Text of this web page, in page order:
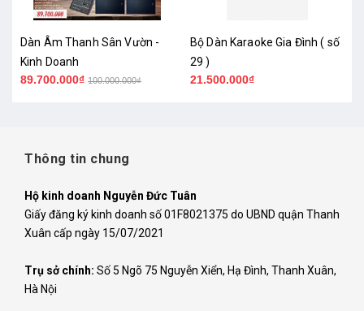
Dàn Âm Thanh Sân Vườn -
Kinh Doanh
89.700.000₫ 100.000.000₫
Bộ Dàn Karaoke Gia Đình ( số
29 )
21.500.000₫
Thông tin chung
Hộ kinh doanh Nguyễn Đức Tuân
Giấy đăng ký kinh doanh số 01F8021375 do UBND quận Thanh
Xuân cấp ngày 15/07/2021
Trụ sở chính: Số 5 Ngõ 75 Nguyễn Xiển, Hạ Đình, Thanh Xuân,
Hà Nội